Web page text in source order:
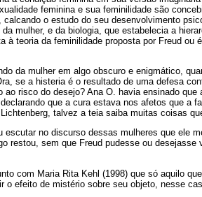
feminina e sua feminilidade são
calcando o estudo do seu desenvolvimento
mulher, e da biologia, que estabelecia a
à teoria da feminilidade proposta por Freud ou
da mulher em algo obscuro e enigmático,
se a histeria é o resultado de uma defesa
ao risco do desejo? Ana O. havia ensinado
que a cura estava nos afetos que a
talvez a teia saiba muitas coisas
escutar no discurso dessas mulheres que ele
restou, sem que Freud pudesse ou desejasse
com Maria Rita Kehl (1998) que só aquilo
o efeito de mistério sobre seu objeto, nesse